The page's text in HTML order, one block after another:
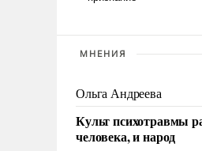
МНЕНИЯ
Ольга Андреева
Культ психотравмы
человека, и народ